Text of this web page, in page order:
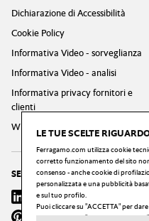
LE TUE SCELTE
Ferragamo.com utilizza cookie
corretto funzionamento del sito
consenso - anche cookie di
personalizzata e una pubblicità
e sul tuo profilo.
Puoi cliccare su "ACCETTA" per
puoi cliccare su "GESTISCI
Dichiarazione di Accessibilità
Cookie Policy
Informativa Video - sorveglianza
Informativa Video - analisi
Informativa privacy fornitori e
clienti
Whistleblowing Privacy Policy
SEGUICI
Linkedin Instagram
Pinterest
Wechat